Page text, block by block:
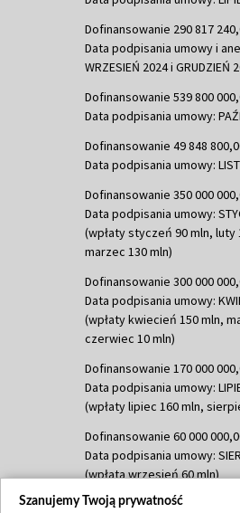
Dofinansowanie 290 817
Data podpisania umowy i
WRZESIEŃ 2024 i GRUDZIEŃ
Dofinansowanie 539 800
Data podpisania umowy:
Dofinansowanie 49 848
Data podpisania umowy:
Dofinansowanie 350 000
Data podpisania umowy:
(wpłaty styczeń 90 mln, luty
marzec 130 mln)
Dofinansowanie 300 000
Data podpisania umowy:
(wpłaty kwiecień 150 mln,
czerwiec 10 mln)
Dofinansowanie 170 000
Data podpisania umowy:
(wpłaty lipiec 160 mln,
Dofinansowanie 60 000
Data podpisania umowy:
(wpłata wrzesień 60 mln)
Dofinansowanie 635 783
Szanujemy Twoją prywatność